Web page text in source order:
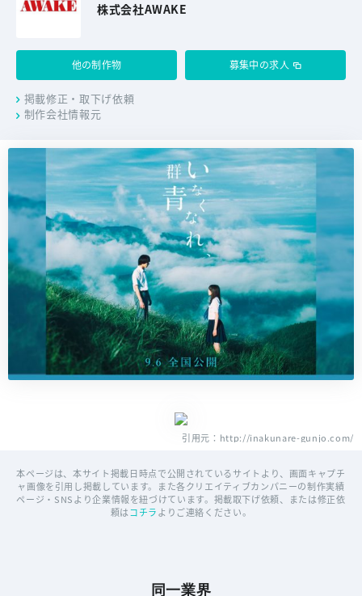
株式会社AWAKE
他の制作物 募集中の求人
掲載修正・取下げ依頼
制作会社情報元
引用元：http://inakunare-gunjo.com/
本ページは、本サイト掲載日時点で公開されているサイトより、画面キャプチ
ャ画像を引用し掲載しています。また各クリエイティブカンパニーの制作実績
ページ・SNSより企業情報を紐づけています。掲載取下げ依頼、または修正依
頼はコチラよりご連絡ください。
同一業界